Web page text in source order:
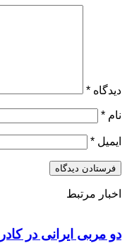
دیدگاه *
نام *
ایمیل *
اخبار مرتبط
دو مربی ایرانی در